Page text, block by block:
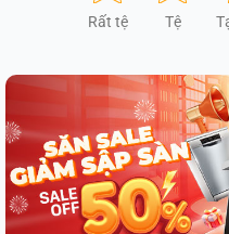
Rất tệ Tệ